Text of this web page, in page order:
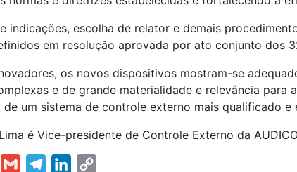
indicações, escolha de relator e demais
em resolução aprovada por ato conjunto dos
os novos dispositivos mostram-se
e de grande materialidade e relevância
um sistema de controle externo mais qualificado e
é Vice-presidente de Controle Externo da
Gmail TelegramLinkedIn